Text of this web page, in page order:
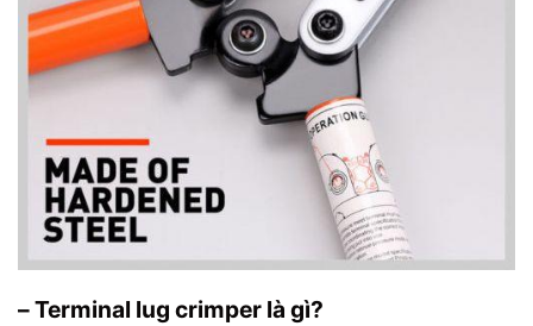
– Terminal lug crimper là gì?